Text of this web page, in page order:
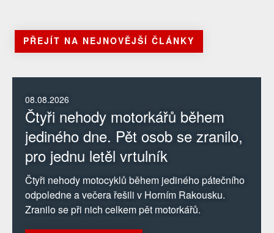
PŘEJÍT NA NEJNOVĚJŠÍ ČLÁNKY
08.08.2026
Čtyři nehody motorkářů během
jediného dne. Pět osob se zranilo,
pro jednu letěl vrtulník
Čtyři nehody motocyklů během jediného pátečního
odpoledne a večera řešili v Horním Rakousku.
Zranilo se při nich celkem pět motorkářů.